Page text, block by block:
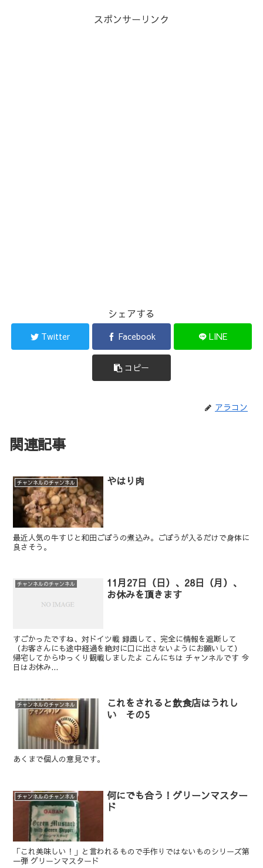
スポンサーリンク
シェアする
Twitter Facebook LINE
コピー
アラコン
関連記事
チャンネルのチャンネル やはり肉
最近人気の牛すじと和田ごぼうの煮込み。ごぼうが入るだけで身体に
良さそう。
チャンネルのチャンネル
11月27日（日）、28日（月）、
お休みを頂きます
すごかったですね、対ドイツ戦 録画して、完全に情報を遮断して
（お客さんにも途中経過を絶対に口に出さないようにお願いして）
帰宅してからゆっくり観戦しましたよ こんにちは チャンネルです 今
日はお休み...
チャンネルのチャンネル
これをされると飲食店はうれし
い その5
あくまで個人の意見です。
チャンネルのチャンネル
何にでも合う！グリーンマスター
ド
「これ美味しい！」と言われるもので手作りではないものシリーズ第
一弾 グリーンマスタード